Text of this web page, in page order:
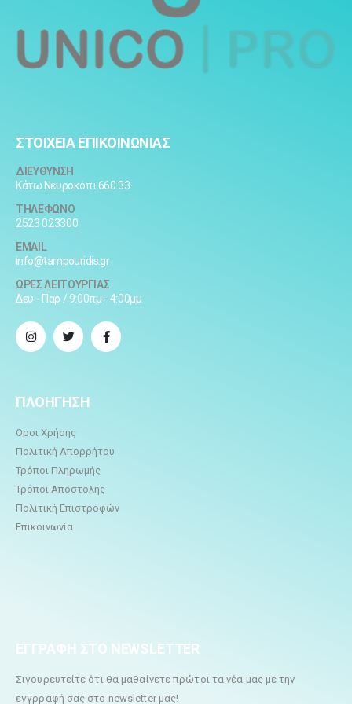
ΣΤΟΙΧΕΙΑ ΕΠΙΚΟΙΝΩΝΙΑΣ
ΔΙΕΥΘΥΝΣΗ
Κάτω Νευροκόπι 660 33
ΤΗΛΕΦΩΝΟ
2523 023300
EMAIL
info@tampouridis.gr
ΩΡΕΣ ΛΕΙΤΟΥΡΓΙΑΣ
Δευ - Παρ / 9:00πμ - 4:00μμ
ΠΛΟΗΓΗΣΗ
Όροι Χρήσης
Πολιτική Απορρήτου
Τρόποι Πληρωμής
Τρόποι Αποστολής
Πολιτική Επιστροφών
Επικοινωνία
ΕΓΓΡΑΦΗ ΣΤΟ NEWSLETTER
Σιγουρευτείτε ότι θα μαθαίνετε πρώτοι τα νέα μας με την
εγγρραφή σας στο newsletter μας!